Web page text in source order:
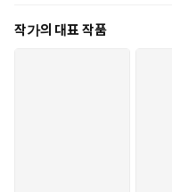
작가의 대표 작품